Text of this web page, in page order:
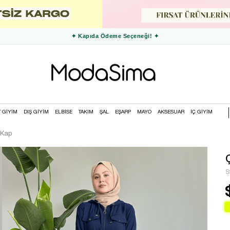
✦ 3000 TL ve Üzeri Ücretsiz Kargo ✦
GİYİM DIŞ GİYİM ELBİSE TAKIM ŞAL EŞARP MAYO AKSESUAR İÇ GİYİM